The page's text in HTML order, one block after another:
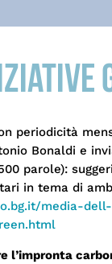
periodicità
Bonaldi e
parole):
in tema di
media-
l’impronta